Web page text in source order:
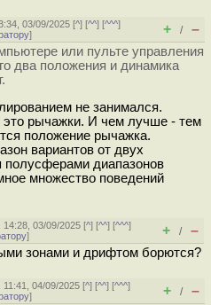
03/09/2025 [^] [^^] [^^^]
] + / –
или пульте управления
два положения и динамика
не занимался.
рычажки. И чем лучше - тем
положение рычажка.
вариантов от двух
полусферами диапазонов
множество поведений
14:28, 03/09/2025 [^] [^^] [^^^]
] + / –
зонами и дрифтом борются?
11:41, 04/09/2025 [^] [^^] [^^^]
] + / –